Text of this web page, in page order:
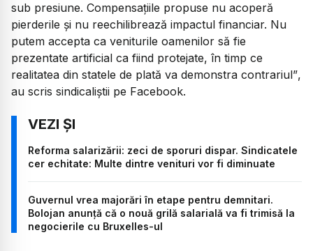
sub presiune. Compensațiile propuse nu acoperă
pierderile și nu reechilibrează impactul financiar. Nu
putem accepta ca veniturile oamenilor să fie
prezentate artificial ca fiind protejate, în timp ce
realitatea din statele de plată va demonstra contrariul”,
au scris sindicaliștii pe Facebook.
Reforma salarizării: zeci de sporuri dispar. Sindicatele
cer echitate: Multe dintre venituri vor fi diminuate
Guvernul vrea majorări în etape pentru demnitari.
Bolojan anunță că o nouă grilă salarială va fi trimisă la
negocierile cu Bruxelles-ul